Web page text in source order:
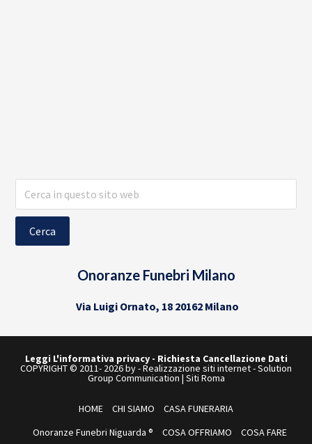
Cerca
in
sito
Onoranze Funebri Milano
Via Luigi Ornato, 18 20162 Milano
Leggi L'informativa privacy- Richiesta Cancellazione Dati
COPYRIGHT © 2011- 2026 by -Realizzazione siti internet-Solution
Group Communication | Siti Roma
HOME CHI SIAMO
CASA FUNERARIA
Onoranze Funebri Niguarda ®
COSA OFFRIAMO COSA FARE